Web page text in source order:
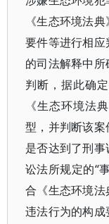
《生态环境法
要件等进行相
的司法解释中
判断，据此确
《生态环境法
型，并判断该
是否达到了刑
讼法所规定的“
合《生态环境
违法行为的构